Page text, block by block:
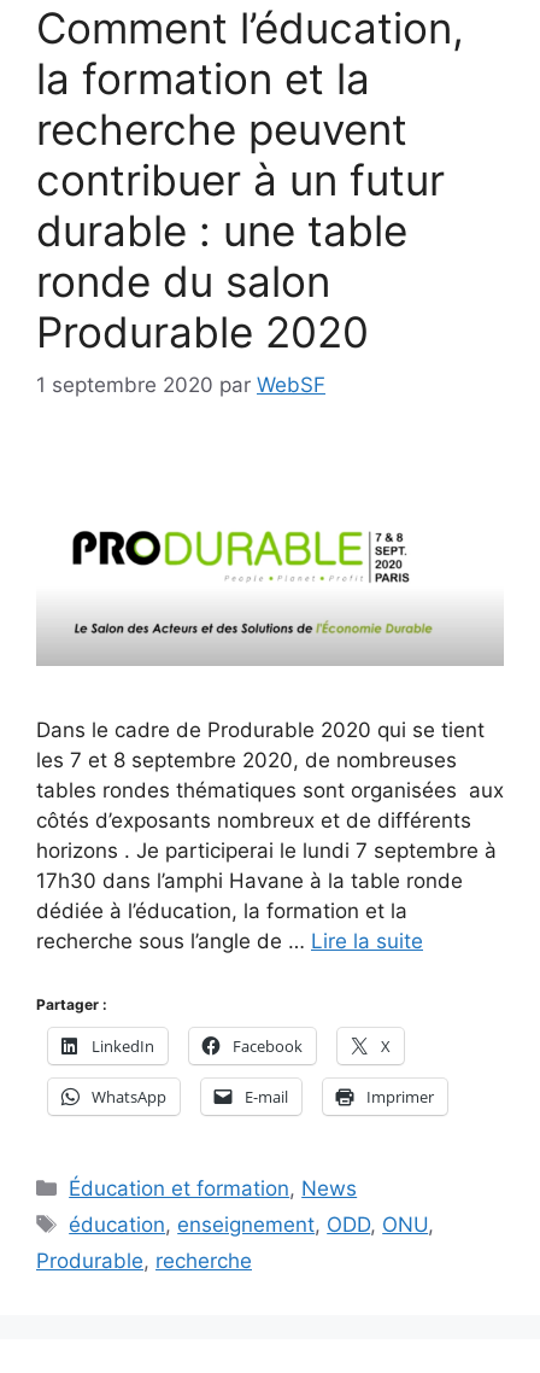
Comment l’éducation,
la formation et la
recherche peuvent
contribuer à un futur
durable : une table
ronde du salon
Produrable 2020
1 septembre 2020 par WebSF
Dans le cadre de Produrable 2020 qui se tient
les 7 et 8 septembre 2020, de nombreuses
tables rondes thématiques sont organisées aux
côtés d’exposants nombreux et de différents
horizons . Je participerai le lundi 7 septembre à
17h30 dans l’amphi Havane à la table ronde
dédiée à l’éducation, la formation et la
recherche sous l’angle de … Lire la suite
Partager :
LinkedIn Facebook X
WhatsApp E-mail Imprimer
Catégories
Éducation et formation, News
Étiquettes
éducation, enseignement, ODD, ONU,
Produrable, recherche